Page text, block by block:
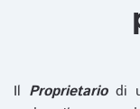
Il Proprietariodi